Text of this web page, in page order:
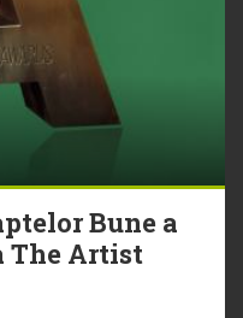
Bune a
The Artist